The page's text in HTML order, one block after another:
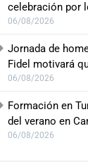
celebración por
06/08/2026
Jornada de
Fidel motivará
06/08/2026
Formación en
del verano en
06/08/2026